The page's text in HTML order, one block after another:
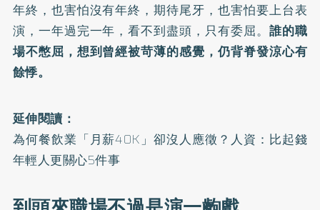
年終，也害怕沒有年終，期待尾牙，也害怕要上台表
演，一年過完一年，看不到盡頭，只有委屈。 誰的職
場不憋屈，想到曾經被苛薄的感覺，仍背脊發涼心有
餘悸。
延伸閱讀：
為何餐飲業「月薪40K」卻沒人應徵？人資：比起錢
年輕人更關心5件事